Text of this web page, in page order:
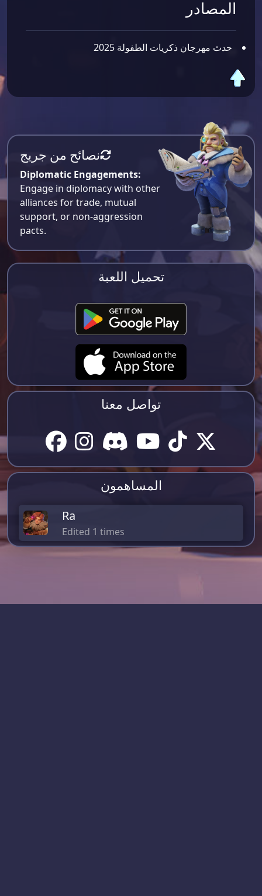
المصادر
حدث مهرجان ذكريات الطفولة 2025
نصائح من جريج
Diplomatic Engagements:
Engage in diplomacy with other
alliances for trade, mutual
support, or non-aggression
pacts.
تحميل اللعبة
تواصل معنا
المساهمون
Ra
Edited 1 times